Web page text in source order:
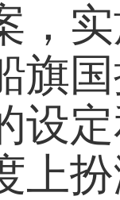
，
旗
设
上